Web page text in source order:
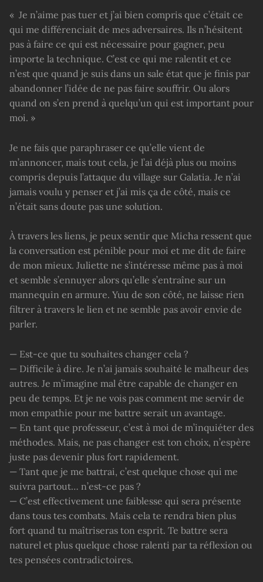
« Je n’aime pas tuer et j’ai bien compris que c’était ce
qui me différenciait de mes adversaires. Ils n’hésitent
pas à faire ce qui est nécessaire pour gagner, peu
importe la technique. C’est ce qui me ralentit et ce
n’est que quand je suis dans un sale état que je finis par
abandonner l’idée de ne pas faire souffrir. Ou alors
quand on s’en prend à quelqu’un qui est important pour
moi. »
Je ne fais que paraphraser ce qu’elle vient de
m’annoncer, mais tout cela, je l’ai déjà plus ou moins
compris depuis l’attaque du village sur Galatia. Je n’ai
jamais voulu y penser et j’ai mis ça de côté, mais ce
n’était sans doute pas une solution.
À travers les liens, je peux sentir que Micha ressent que
la conversation est pénible pour moi et me dit de faire
de mon mieux. Juliette ne s’intéresse même pas à moi
et semble s’ennuyer alors qu’elle s’entraîne sur un
mannequin en armure. Yuu de son côté, ne laisse rien
filtrer à travers le lien et ne semble pas avoir envie de
parler.
— Est-ce que tu souhaites changer cela ?
— Difficile à dire. Je n’ai jamais souhaité le malheur des
autres. Je m’imagine mal être capable de changer en
peu de temps. Et je ne vois pas comment me servir de
mon empathie pour me battre serait un avantage.
— En tant que professeur, c’est à moi de m’inquiéter des
méthodes. Mais, ne pas changer est ton choix, n’espère
juste pas devenir plus fort rapidement.
— Tant que je me battrai, c’est quelque chose qui me
suivra partout… n’est-ce pas ?
— C’est effectivement une faiblesse qui sera présente
dans tous tes combats. Mais cela te rendra bien plus
fort quand tu maîtriseras ton esprit. Te battre sera
naturel et plus quelque chose ralenti par ta réflexion ou
tes pensées contradictoires.